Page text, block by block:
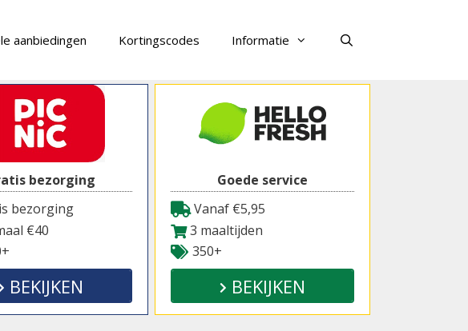
aanbiedingen Kortingscodes Informatie
bezorging
bezorging
€40
BEKIJKEN
Goede service
Vanaf €5,95
3 maaltijden
350+
BEKIJKEN